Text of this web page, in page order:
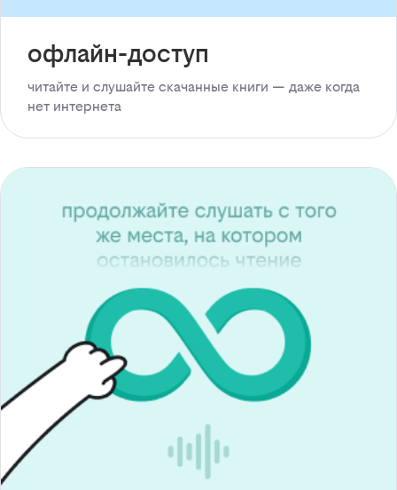
офлайн-доступ
читайте и слушайте скачанные книги — даже когда
нет интернета